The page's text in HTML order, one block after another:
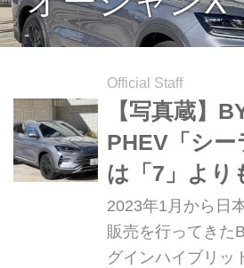
Official Staff
【写真蔵】
PHEV「シー
は「7」より
ト。今後
ーター搭載
2023年1月から日
販売を行ってきた
グインハイブリッ